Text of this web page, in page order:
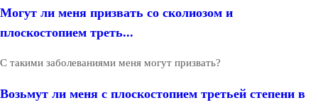
Могут ли меня призвать со сколиозом и
плоскостопием треть...
С такими заболеваниями меня могут призвать?
Возьмут ли меня с плоскостопием третьей степени в